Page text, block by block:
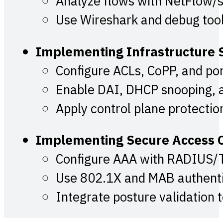
Use Wireshark and debug
Implementing Infrastructure
Configure ACLs, CoPP, and
Enable DAI, DHCP
Apply control plane
Implementing Secure Access
Configure AAA with RADIUS/
Use 802.1X and MAB
Integrate posture validation